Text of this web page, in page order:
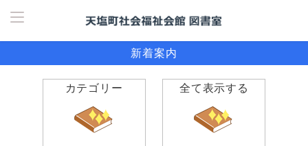
ホーム
新着案内
カテゴリー 全て表示する